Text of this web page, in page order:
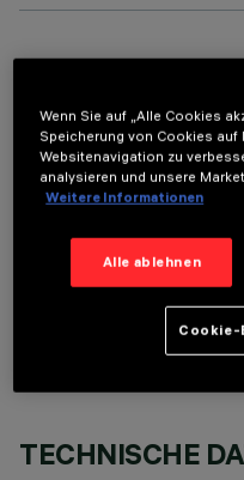
Um das Produkt ordnungsgemäß zu
Zubehörteile bestellt werden:
OPTIONALE
TECHNISCHE
Wenn Sie auf „Alle Cookies
Speicherung von Cookies auf
Websitenavigation zu
analysieren und unsere
Weitere Informationen
Alle ablehnen
Cookie-